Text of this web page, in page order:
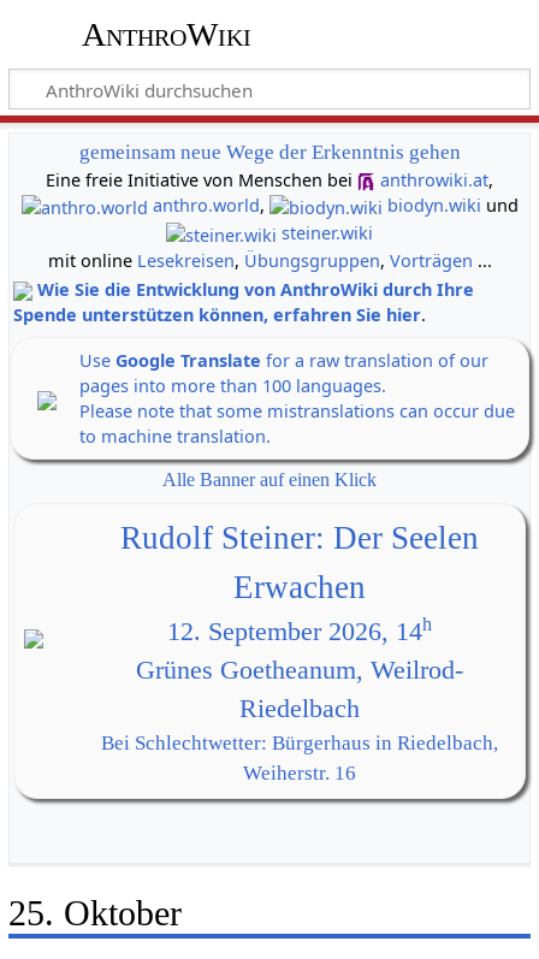
AnthroWiki
gemeinsam neue Wege der Erkenntnis gehen
Eine freie Initiative von Menschen bei
anthrowiki.at,
anthro.world, biodyn.wiki und
steiner.wiki
mit online Lesekreisen, Übungsgruppen, Vorträgen ...
Wie Sie die Entwicklung von AnthroWiki durch Ihre
Spende unterstützen können, erfahren Sie hier.
Use Google Translate for a raw translation of our
pages into more than 100 languages.
Please note that some mistranslations can occur due
to machine translation.
Alle Banner auf einen Klick
Rudolf Steiner: Der Seelen
Erwachen
12. September 2026, 14h
Grünes Goetheanum, Weilrod-
Riedelbach
Bei Schlechtwetter: Bürgerhaus in Riedelbach,
Weiherstr. 16
25. Oktober